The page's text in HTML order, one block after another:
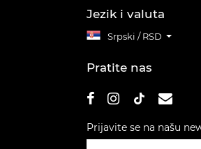
Jezik i valuta
Srpski / RSD
Pratite nas
Prijavite se na našu